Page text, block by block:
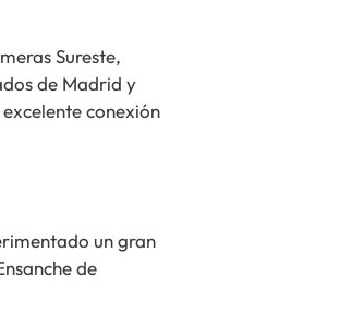
Sureste,
de Madrid y
conexión
un gran
de